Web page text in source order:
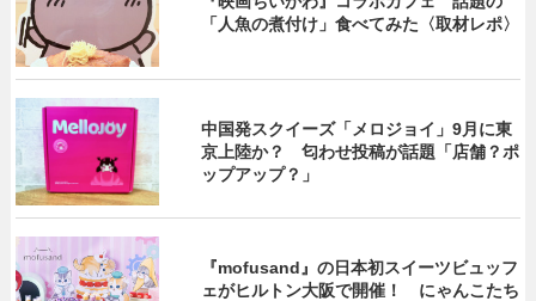
「人魚の煮付け」食べてみた〈取材レポ〉
中国発スクイーズ「メロジョイ」9月に東
京上陸か？ 匂わせ投稿が話題「店舗？ポ
ップアップ？」
『mofusand』の日本初スイーツビュッフ
ェがヒルトン大阪で開催！ にゃんこたち